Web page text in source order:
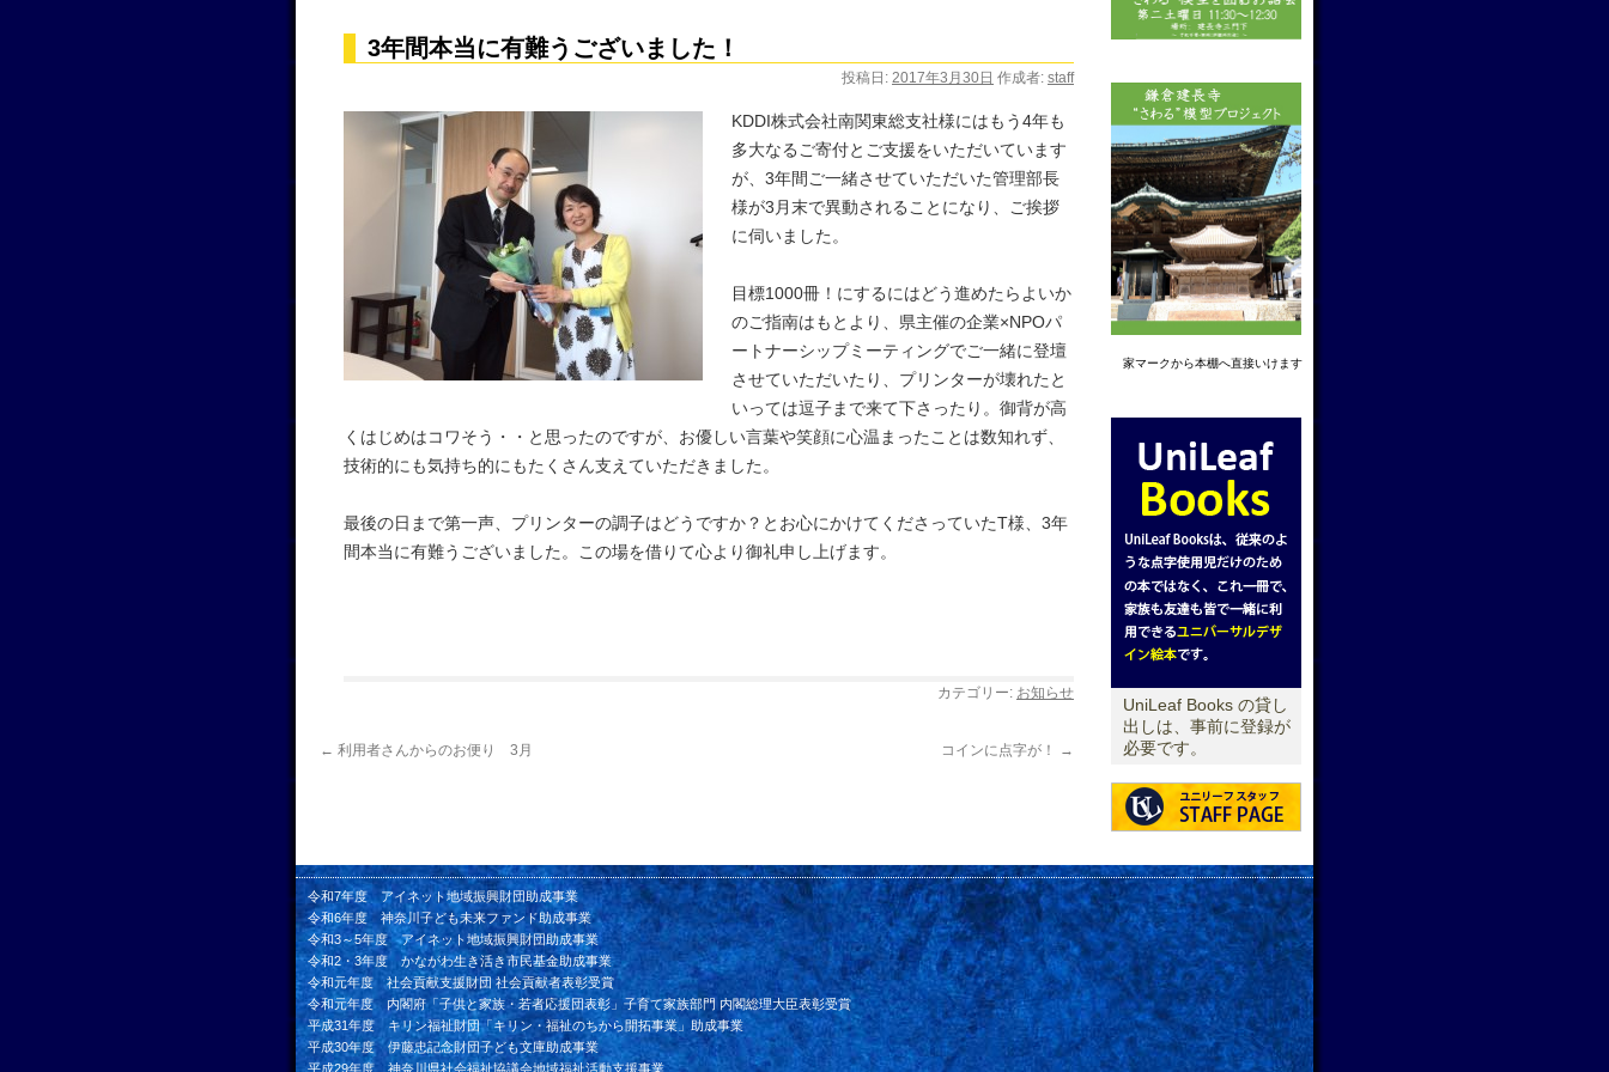
3年間本当に有難うございました！
投稿日: 2017年3月30日 作成者: staff
KDDI株式会社南関東総支社様にはもう4年も
多大なるご寄付とご支援をいただいています
が、3年間ご一緒させていただいた管理部長
様が3月末で異動されることになり、ご挨拶
に伺いました。
目標1000冊！にするにはどう進めたらよいか
のご指南はもとより、県主催の企業×NPOパ
ートナーシップミーティングでご一緒に登壇
させていただいたり、プリンターが壊れたと
いっては逗子まで来て下さったり。御背が高
くはじめはコワそう・・と思ったのですが、お優しい言葉や笑顔に心温まったことは数知れず、
技術的にも気持ち的にもたくさん支えていただきました。
最後の日まで第一声、プリンターの調子はどうですか？とお心にかけてくださっていたT様、3年
間本当に有難うございました。この場を借りて心より御礼申し上げます。
カテゴリー: お知らせ
← 利用者さんからのお便り 3月 コインに点字が！ →
家マークから本棚へ直接いけます
UniLeaf Books の貸し
出しは、事前に登録が
必要です。
令和7年度 アイネット地域振興財団助成事業
令和6年度 神奈川子ども未来ファンド助成事業
令和3～5年度 アイネット地域振興財団助成事業
令和2・3年度 かながわ生き活き市民基金助成事業
令和元年度 社会貢献支援財団 社会貢献者表彰受賞
令和元年度 内閣府「子供と家族・若者応援団表彰」子育て家族部門 内閣総理大臣表彰受賞
平成31年度 キリン福祉財団「キリン・福祉のちから開拓事業」助成事業
平成30年度 伊藤忠記念財団子ども文庫助成事業
平成29年度 神奈川県社会福祉協議会地域福祉活動支援事業